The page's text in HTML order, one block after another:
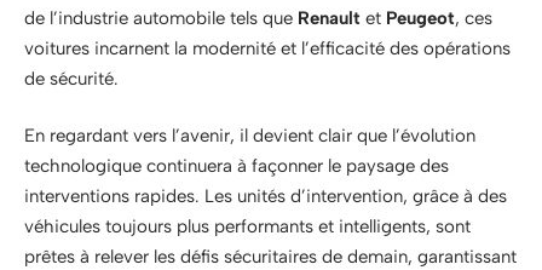
de l’industrie automobile tels que Renault et Peugeot, ces
voitures incarnent la modernité et l’efficacité des opérations
de sécurité.
En regardant vers l’avenir, il devient clair que l’évolution
technologique continuera à façonner le paysage des
interventions rapides. Les unités d’intervention, grâce à des
véhicules toujours plus performants et intelligents, sont
prêtes à relever les défis sécuritaires de demain, garantissant